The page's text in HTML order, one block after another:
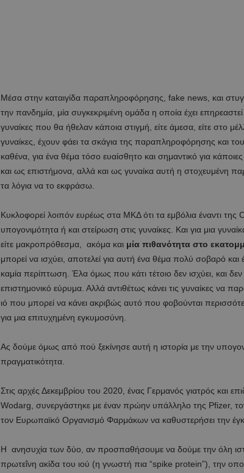
Μέσα στην καταιγίδα παραπληροφόρησης, fake news, και
την πανδημία, μία συγκεκριμένη ομάδα η οποία έχει επηρεαστεί
γυναίκες που θα ήθελαν κάποια στιγμή, είτε άμεσα, είτε στο
γυναίκες, έχουν φάει τα σκάγια της παραπληροφόρησης και
καθένα, για ένα θέμα τόσο ευαίσθητο και σημαντικό για
και ως επιστήμονα, αλλά και ως γυναίκα αυτή η
τα λόγια να το εκφράσω.
Κυκλοφορεί λοιπόν ευρέως στα ΜΚΔ ότι τα εμβόλια έναντι
υπογονιμότητα ή και στείρωση στις γυναίκες. Και για μια
είτε μακροπρόθεσμα, ακόμα και μία πιθανότητα στο
μπορεί να ισχύει, αποτελεί για αυτή ένα θέμα πολύ σοβαρό
καμία περίπτωση. Έλα όμως που κάτι τέτοιο δεν ισχύει, και
επιστημονικό εύρυμα. Αλλά αντιθέτως κάνει τις γυναίκες να
ιό που μπορεί να κάνει ακριβώς αυτό που φοβούνται
για μια επιτυχημένη εγκυμοσύνη.
Ας δούμε όμως από πού ξεκίνησε αυτή η ιστορία με την
πραγματικότητα.
Στις αρχές Δεκεμβρίου του 2020, ένας Γερμανός γιατρός και
Wodarg, συνεργάστηκε με έναν πρώην υπάλληλο της Pfizer,
τον Ευρωπαϊκό Οργανισμό Φαρμάκων να καθυστερήσει την
Η ανησυχία των δύο, αν προσπαθήσουμε να δούμε την όλη
πρωτεΐνη ακίδα του ιού (η γνωστή πια “spike protein”), την